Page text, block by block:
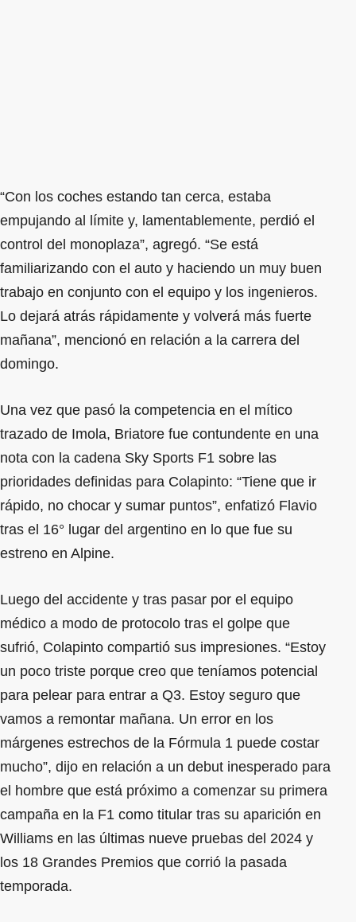
“Con los coches estando tan cerca, estaba
empujando al límite y, lamentablemente, perdió el
control del monoplaza”, agregó. “Se está
familiarizando con el auto y haciendo un muy buen
trabajo en conjunto con el equipo y los ingenieros.
Lo dejará atrás rápidamente y volverá más fuerte
mañana”, mencionó en relación a la carrera del
domingo.
Una vez que pasó la competencia en el mítico
trazado de Imola, Briatore fue contundente en una
nota con la cadena Sky Sports F1 sobre las
prioridades definidas para Colapinto: “Tiene que ir
rápido, no chocar y sumar puntos”, enfatizó Flavio
tras el 16° lugar del argentino en lo que fue su
estreno en Alpine.
Luego del accidente y tras pasar por el equipo
médico a modo de protocolo tras el golpe que
sufrió, Colapinto compartió sus impresiones. “Estoy
un poco triste porque creo que teníamos potencial
para pelear para entrar a Q3. Estoy seguro que
vamos a remontar mañana. Un error en los
márgenes estrechos de la Fórmula 1 puede costar
mucho”, dijo en relación a un debut inesperado para
el hombre que está próximo a comenzar su primera
campaña en la F1 como titular tras su aparición en
Williams en las últimas nueve pruebas del 2024 y
los 18 Grandes Premios que corrió la pasada
temporada.